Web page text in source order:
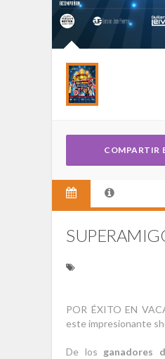
COMPARTIR
POR ÉXITO EN
este impresionante
De los ganadores